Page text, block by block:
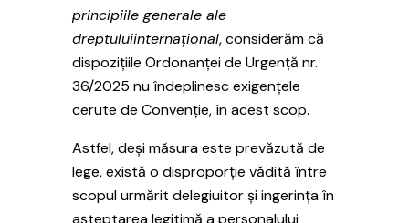
principiile generale ale
dreptuluiinternațional, considerăm că
dispozițiile Ordonanței de Urgență nr.
36/2025 nu îndeplinesc exigențele
cerute de Convenție, în acest scop.
Astfel, deși măsura este prevăzută de
lege, există o disproporție vădită între
scopul urmărit delegiuitor și ingerința în
așteptarea legitimă a personalului